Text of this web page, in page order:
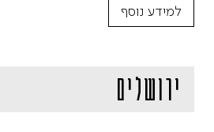
למידע נוסף
ירושלים